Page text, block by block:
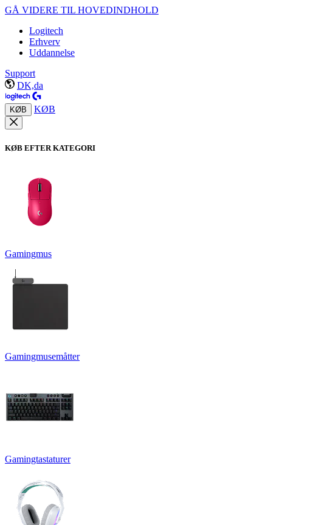
GÅ VIDERE TIL HOVEDINDHOLD
Logitech
Erhverv
Uddannelse
Support
DK,da
KØB KØB
KØB EFTER KATEGORI
Gamingmus
Gamingmusemåtter
Gamingtastaturer